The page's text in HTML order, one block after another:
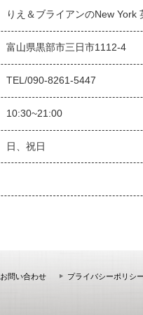
りえ＆ブライアンのNew York
富山県黒部市三日市1112-4
TEL/090-8261-5447
10:30~21:00
日、祝日
お問い合わせ プライバシーポリシー